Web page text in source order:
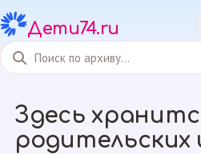
Дети74.ru
Здесь